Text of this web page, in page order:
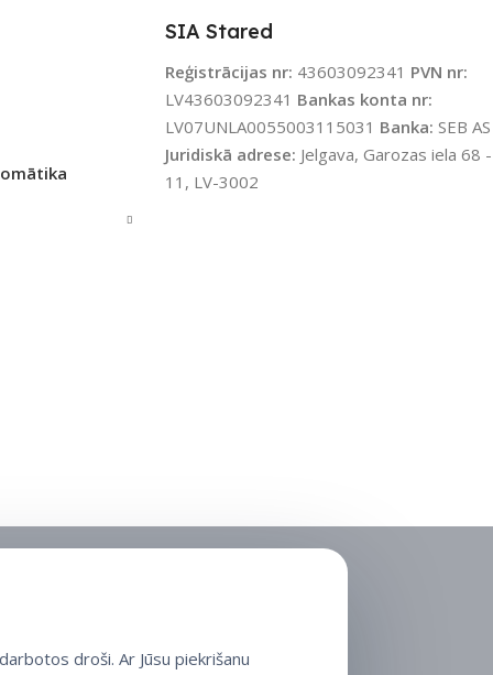
SIA Stared
Reģistrācijas nr: 43603092341 PVN nr:
LV43603092341 Bankas konta nr:
LV07UNLA0055003115031 Banka: SEB AS
Juridiskā adrese: Jelgava, Garozas iela 68 -
11, LV-3002
droši. Ar Jūsu piekrišanu